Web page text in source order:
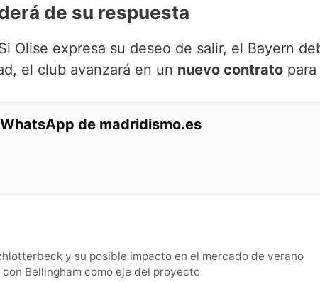
de su respuesta
Olise expresa su deseo de salir, el Bayern
el club avanzará en un nuevo contrato
de madridismo.es
y su posible impacto en el mercado de verano
Bellingham como eje del proyecto